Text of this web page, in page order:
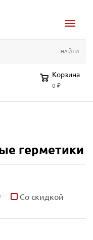
Корзина
0 ₽
герметики
Со скидкой